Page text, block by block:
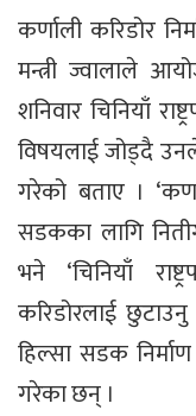
कर्णाली करिडोर
मन्त्री ज्वालाले
शनिवार चिनियाँ
विषयलाई जोड्दै
गरेको बताए ।
सडकका लागि
भने ‘चिनियाँ
करिडोरलाई
हिल्सा सडक
गरेका छन् ।